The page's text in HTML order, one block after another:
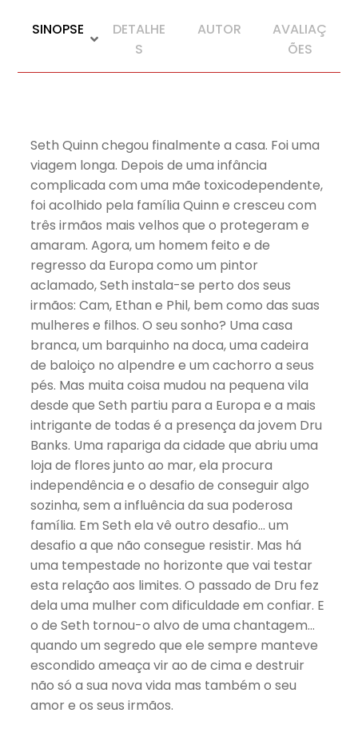
SINOPSE
DETALHE
S
AUTOR
AVALIAÇ
ÕES
Seth Quinn chegou finalmente a casa. Foi uma
viagem longa. Depois de uma infância
complicada com uma mãe toxicodependente,
foi acolhido pela família Quinn e cresceu com
três irmãos mais velhos que o protegeram e
amaram. Agora, um homem feito e de
regresso da Europa como um pintor
aclamado, Seth instala-se perto dos seus
irmãos: Cam, Ethan e Phil, bem como das suas
mulheres e filhos. O seu sonho? Uma casa
branca, um barquinho na doca, uma cadeira
de baloiço no alpendre e um cachorro a seus
pés. Mas muita coisa mudou na pequena vila
desde que Seth partiu para a Europa e a mais
intrigante de todas é a presença da jovem Dru
Banks. Uma rapariga da cidade que abriu uma
loja de flores junto ao mar, ela procura
independência e o desafio de conseguir algo
sozinha, sem a influência da sua poderosa
família. Em Seth ela vê outro desafio… um
desafio a que não consegue resistir. Mas há
uma tempestade no horizonte que vai testar
esta relação aos limites. O passado de Dru fez
dela uma mulher com dificuldade em confiar. E
o de Seth tornou-o alvo de uma chantagem…
quando um segredo que ele sempre manteve
escondido ameaça vir ao de cima e destruir
não só a sua nova vida mas também o seu
amor e os seus irmãos.